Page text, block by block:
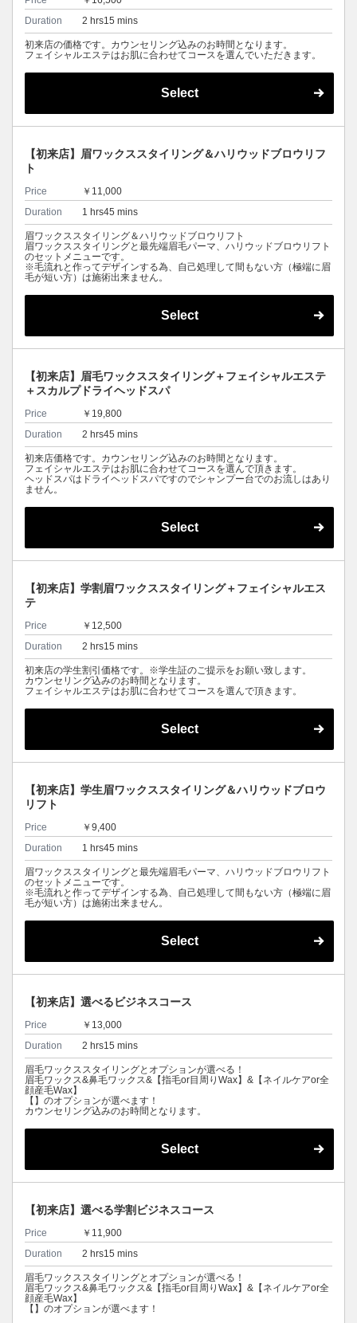
Duration
2 hrs15 mins
初来店の価格です。カウンセリング込みのお時間となります。
フェイシャルエステはお肌に合わせてコースを選んでいただきます。
Select
【初来店】眉ワックススタイリング＆ハリウッドブロウリフ
ト
Price
￥11,000
Duration
1 hrs45 mins
眉ワックススタイリング＆ハリウッドブロウリフト
眉ワックススタイリングと最先端眉毛パーマ、ハリウッドブロウリフト
のセットメニューです。
※毛流れと作ってデザインする為、自己処理して間もない方（極端に眉
毛が短い方）は施術出来ません。
Select
【初来店】眉毛ワックススタイリング＋フェイシャルエステ
＋スカルプドライヘッドスパ
Price
￥19,800
Duration
2 hrs45 mins
初来店価格です。カウンセリング込みのお時間となります。
フェイシャルエステはお肌に合わせてコースを選んで頂きます。
ヘッドスパはドライヘッドスパですのでシャンプー台でのお流しはあり
ません。
Select
【初来店】学割眉ワックススタイリング＋フェイシャルエス
テ
Price
￥12,500
Duration
2 hrs15 mins
初来店の学生割引価格です。※学生証のご提示をお願い致します。
カウンセリング込みのお時間となります。
フェイシャルエステはお肌に合わせてコースを選んで頂きます。
Select
【初来店】学生眉ワックススタイリング＆ハリウッドブロウ
リフト
Price
￥9,400
Duration
1 hrs45 mins
眉ワックススタイリングと最先端眉毛パーマ、ハリウッドブロウリフト
のセットメニューです。
※毛流れと作ってデザインする為、自己処理して間もない方（極端に眉
毛が短い方）は施術出来ません。
Select
【初来店】選べるビジネスコース
Price
￥13,000
Duration
2 hrs15 mins
眉毛ワックススタイリングとオプションが選べる！
眉毛ワックス&鼻毛ワックス&【指毛or目周りWax】&【ネイルケアor全
顔産毛Wax】
【】のオプションが選べます！
カウンセリング込みのお時間となります。
Select
【初来店】選べる学割ビジネスコース
Price
￥11,900
Duration
2 hrs15 mins
眉毛ワックススタイリングとオプションが選べる！
眉毛ワックス&鼻毛ワックス&【指毛or目周りWax】&【ネイルケアor全
顔産毛Wax】
【】のオプションが選べます！